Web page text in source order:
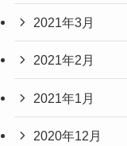
2021年3月
2021年2月
2021年1月
2020年12月